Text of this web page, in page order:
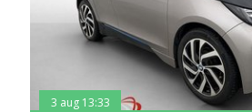
3 aug 13:33